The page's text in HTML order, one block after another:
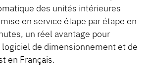
des unités intérieures
en service étape par étape en
un réel avantage pour
logiciel de dimensionnement et de
en Français.